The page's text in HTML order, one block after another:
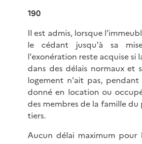
190
Il est admis, lorsque
le cédant jusqu'à sa
l'exonération reste acquise si
dans des délais normaux et
logement n'ait pas,
donné en location ou
des membres de la famille
tiers.
Aucun délai maximum pour